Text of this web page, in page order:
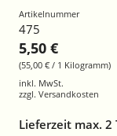
Artikelnummer
475
5,50 €
(55,00 € / 1 Kilogramm)
inkl. MwSt.
zzgl. Versandkosten
Lieferzeit max. 2